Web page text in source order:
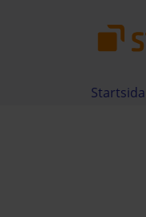
Startsida